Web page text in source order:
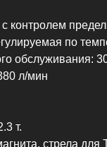
по
обслуживания:
л/мин
т.
стрела для